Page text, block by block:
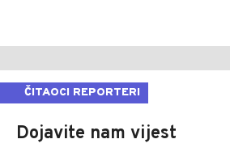
ČITAOCI REPORTERI
Dojavite nam vijest